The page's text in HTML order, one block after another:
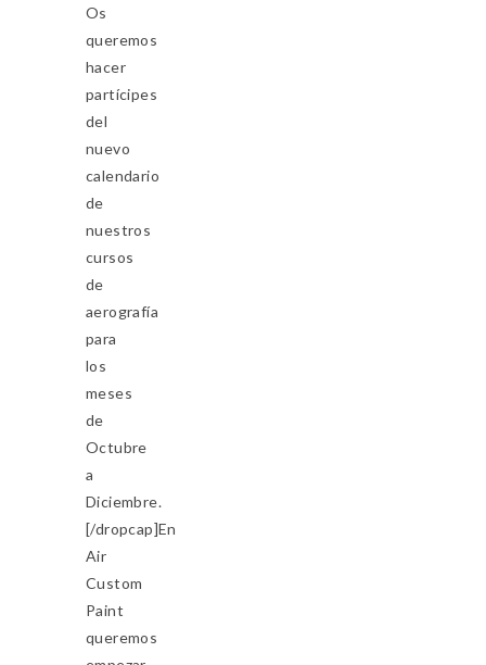
Os
queremos
hacer
partícipes
del
nuevo
calendario
de
nuestros
cursos
de
aerografía
para
los
meses
de
Octubre
a
Diciembre.
[/dropcap]En
Air
Custom
Paint
queremos